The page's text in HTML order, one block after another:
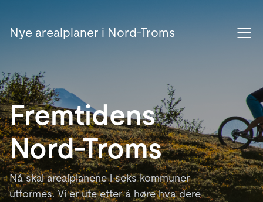
Nye arealplaner i Nord-Troms
Fremtidens
Nord-Troms
Nå skal arealplanene i seks kommuner
utformes. Vi er ute etter å høre hva dere